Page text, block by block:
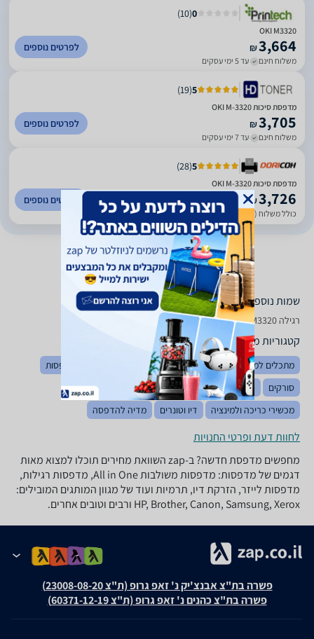
0
(
10
)
OKI M3320
₪3,664
משלוח חינם עד 5 ימי עסקים
לפרטים נוספים
5
(
19
)
מדפסת סיכות OKI M-3320
₪3,705
משלוח חינם עד 7 ימי עסקים
לפרטים נוספים
5
(
28
)
מדפסת סיכות OKI M-3320
₪3,726
כולל משלוח (20 ₪) עד 7 ימי עסקים
לפרטים נוספים
שמות נוספים לדגם
‏רגילה Oki M 3320, M3320 Oki , Oki M3320
קטגוריות משלימות
מתכלים למדפסות תלת מימד מחשבי All in one
שרתי מדפסות
סורקים
סורקים יעודיים מכונות צילום
מגרסות נייר
מכשירי כריכה ולמינציה
דיו וטונרים מדיה להדפסה
לחוות דעת ופרטי החנויות
מחפשים מדפסת חדשה? ב-zap השוואת מחירים תוכלו למצוא מאות
דגמים של מדפסות: מדפסות משולבות All in One, מדפסות רגילות,
מדפסות לייזר, הזרקת דיו, תרמיות ועוד של מגוון המותגים המובילים:
HP, Brother, Canon, Samsung, Xerox ורבים וטובים אחרים.
פשרה בת"צ אבנצ'יק נ' זאפ גרופ (ת"צ 23008-08-20)
פשרה בת"צ כהנים נ' זאפ גרופ (ת"צ 60371-12-19)